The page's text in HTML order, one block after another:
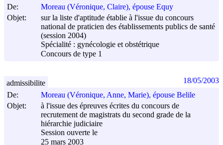
De:
Moreau (Véronique, Claire), épouse Equy
Objet:
sur la liste d'aptitude établie à l'issue du concours
national de praticien des établissements publics de santé
(session 2004)
Spécialité : gynécologie et obstétrique
Concours de type 1
De:
Moreau (Véronique, Anne, Marie), épouse Belile
Objet:
à l'issue des épreuves écrites du concours de
recrutement de magistrats du second grade de la
hiérarchie judiciaire
Session ouverte le
25 mars 2003
admissibilite 18/05/2003